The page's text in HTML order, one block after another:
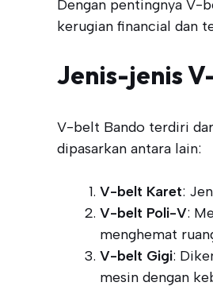
Dengan pentingnya V-
kerugian financial dan
Jenis-jenis
V-belt Bando terdiri
dipasarkan antara lain:
V-belt Karet:
V-belt Poli-V:
menghemat
V-belt Gigi:
mesin dengan